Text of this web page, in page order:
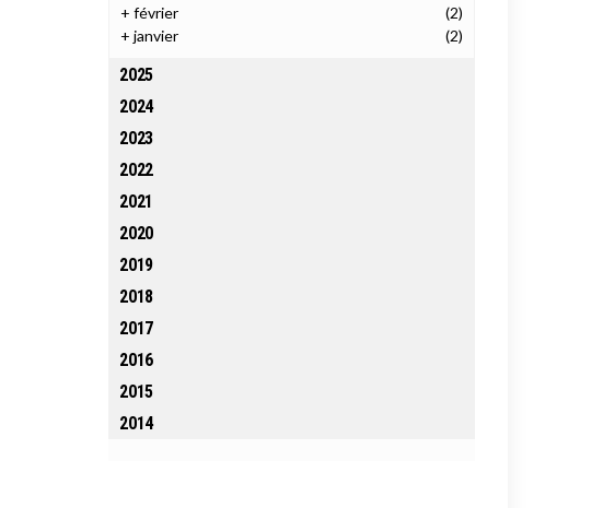
+février
(2)
+janvier (2)
2025
2024
2023
2022
2021
2020
2019
2018
2017
2016
2015
2014